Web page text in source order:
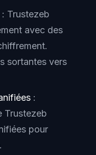
: Trustezeb
avec des
sortantes vers
:
Trustezeb
pour